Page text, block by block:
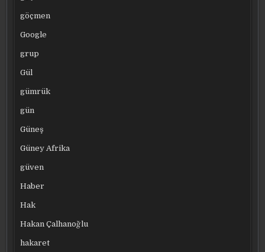
göçmen
Google
grup
Gül
gümrük
gün
Güneş
Güney Afrika
güven
Haber
Hak
Hakan Çalhanoğlu
hakaret